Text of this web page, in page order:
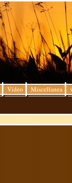
Video Miscellanea